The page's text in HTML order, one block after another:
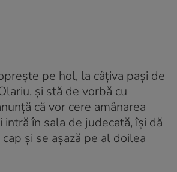
pe hol, la câţiva paşi de
şi stă de vorbă cu
că vor cere amânarea
în sala de judecată, îşi dă
şi se aşază pe al doilea